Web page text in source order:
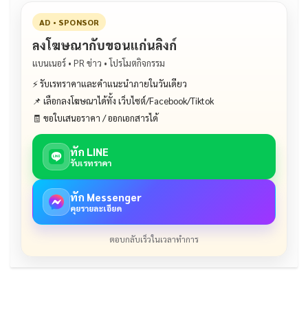
AD • SPONSOR
ลงโฆษณากับขอนแก่นลิงก์
แบนเนอร์ • PR ข่าว • โปรโมตกิจกรรม
⚡ รับเรทราคาและคำแนะนำภายในวันเดียว
📌 เลือกลงโฆษณาได้ทั้ง เว็บไซต์/Facebook/Tiktok
🧾 ขอใบเสนอราคา / ออกเอกสารได้
ทัก LINE
รับเรทราคา
ทัก Messenger
คุยรายละเอียด
ตอบกลับเร็วในเวลาทำการ